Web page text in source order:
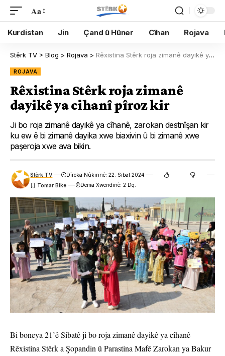
Aa
Kurdistan Jin Çand û Hûner Cîhan Rojava
Stêrk TV > Blog > Rojava > Rêxistina Stêrk roja zimanê dayikê ya cihanî pîroz kir
ROJAVA
Rêxistina Stêrk roja zimanê
dayikê ya cihanî pîroz kir
Ji bo roja zimanê dayikê ya cîhanê, zarokan destnîşan kir
ku ew ê bi zimanê dayika xwe biaxivin û bi zimanê xwe
paşeroja xwe ava bikin.
Stêrk TV
Dîroka Nûkirinê: 22. Sibat 2024
Dema Xwendinê: 2 Dq.
Bi boneya 21’ê Sibatê ji bo roja zimanê dayikê ya cîhanê
Rêxistina Stêrk a Şopandin û Parastina Mafê Zarokan ya Bakur